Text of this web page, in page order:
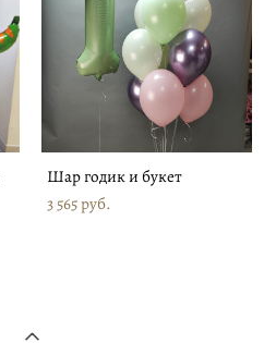
Шар годик и букет
3 565 pуб.